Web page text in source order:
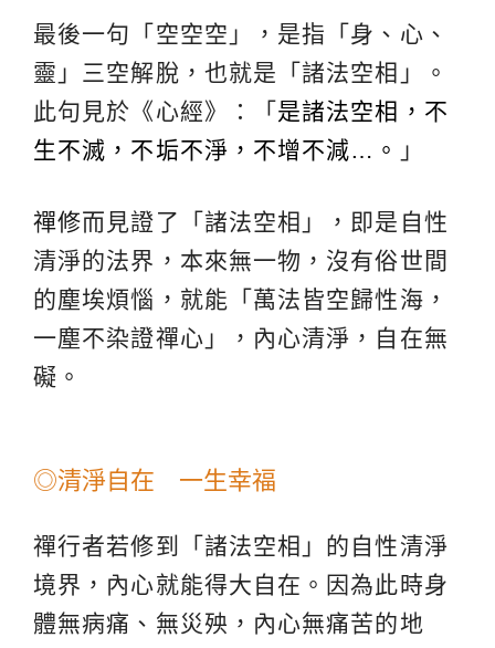
最後一句「空空空」，是指「身、心、
靈」三空解脫，也就是「諸法空相」。
此句見於《心經》：「 是諸法空相，不
生不滅，不垢不淨，不增不減…。
」
禪修而見證了「諸法空相」，即是自性
清淨的法界，本來無一物，沒有俗世間
的塵埃煩惱，就能「萬法皆空歸性海，
一塵不染證禪心」，內心清淨，自在無
礙。
◎清淨自在 一生幸福
禪行者若修到「諸法空相」的自性清淨
境界，內心就能得大自在。因為此時身
體無病痛、無災殃，內心無痛苦的地